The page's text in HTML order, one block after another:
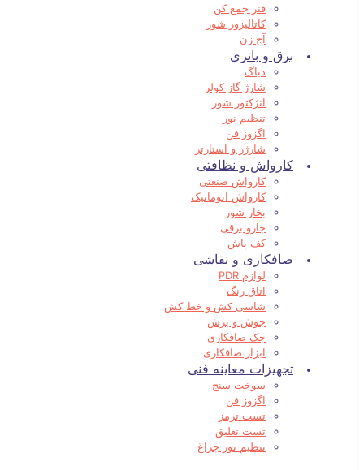
فنر جمع کن
کاتالیزور شور
آج زن
برق و باتری
دیاگ
شارژ گاز کولر
انژکتور شور
تنظیم نور
اگزوز فن
شارژر و استارتر
کارواش و نظافتی
کارواش صنعتی
کارواش اتوماتیک
بخار شور
جارو برقی
کف پاش
صافکاری و نقاشی
لوازم PDR
اتاق رنگ
شاسی کش و خط کش
جوش و برش
جک صافکاری
ابزار صافکاری
تجهیزات معاینه فنی
سوخت سنج
اگزوز فن
تست ترمز
تست تعلیق
تنظیم نور چراغ